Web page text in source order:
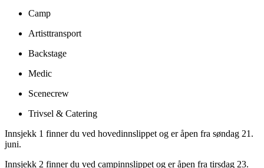
Camp
Artisttransport
Backstage
Medic
Scenecrew
Trivsel & Catering
Innsjekk 1 finner du ved hovedinnslippet og er åpen fra søndag 21.
juni.
Innsjekk 2 finner du ved campinnslippet og er åpen fra tirsdag 23.